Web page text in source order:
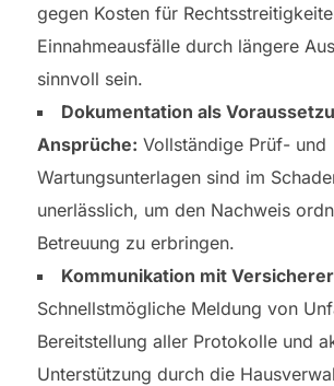
gegen Kosten für
Einnahmeausfälle durch längere
sinnvoll sein.
Dokumentation als
Ansprüche: Vollständige Prüf- und
Wartungsunterlagen sind im
unerlässlich, um den Nachweis
Betreuung zu erbringen.
Kommunikation mit
Schnellstmögliche Meldung von
Bereitstellung aller Protokolle und
Unterstützung durch die